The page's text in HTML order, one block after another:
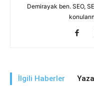
Demirayak ben. SEO,
İlgili Haberler